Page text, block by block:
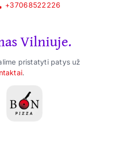
Užkandžiai
+37068522226
Vilniuje.
pristatyti patys už
.